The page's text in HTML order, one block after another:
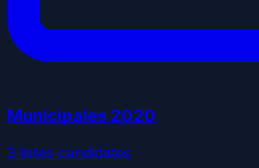
Municipales 2020
3 listes candidates